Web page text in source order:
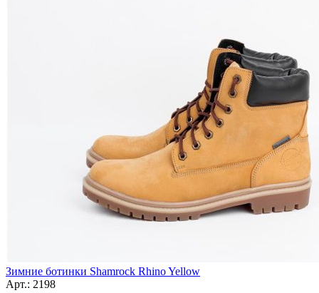
Зимние ботинки Shamrock Rhino Yellow
Арт.: 2198